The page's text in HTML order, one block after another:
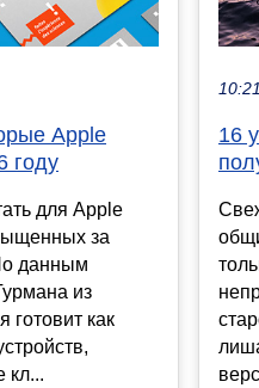
Apple
году
для Apple
за
данным
из
готовит как
кл...
16